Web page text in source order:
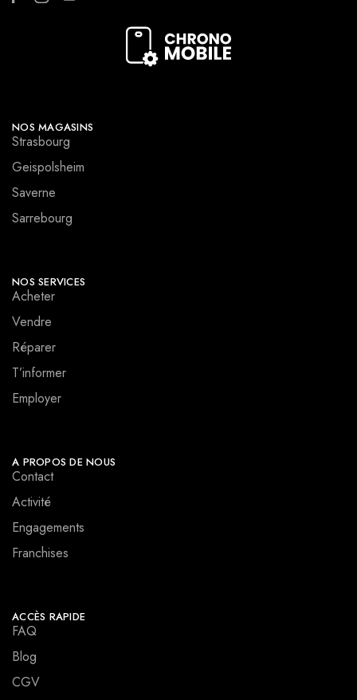
NOS MAGASINS
Strasbourg
Geispolsheim
Saverne
Sarrebourg
NOS SERVICES
Acheter
Vendre
Réparer
T’informer
Employer
A PROPOS DE NOUS
Contact
Activité
Engagements
Franchises
ACCÈS RAPIDE
FAQ
Blog
CGV